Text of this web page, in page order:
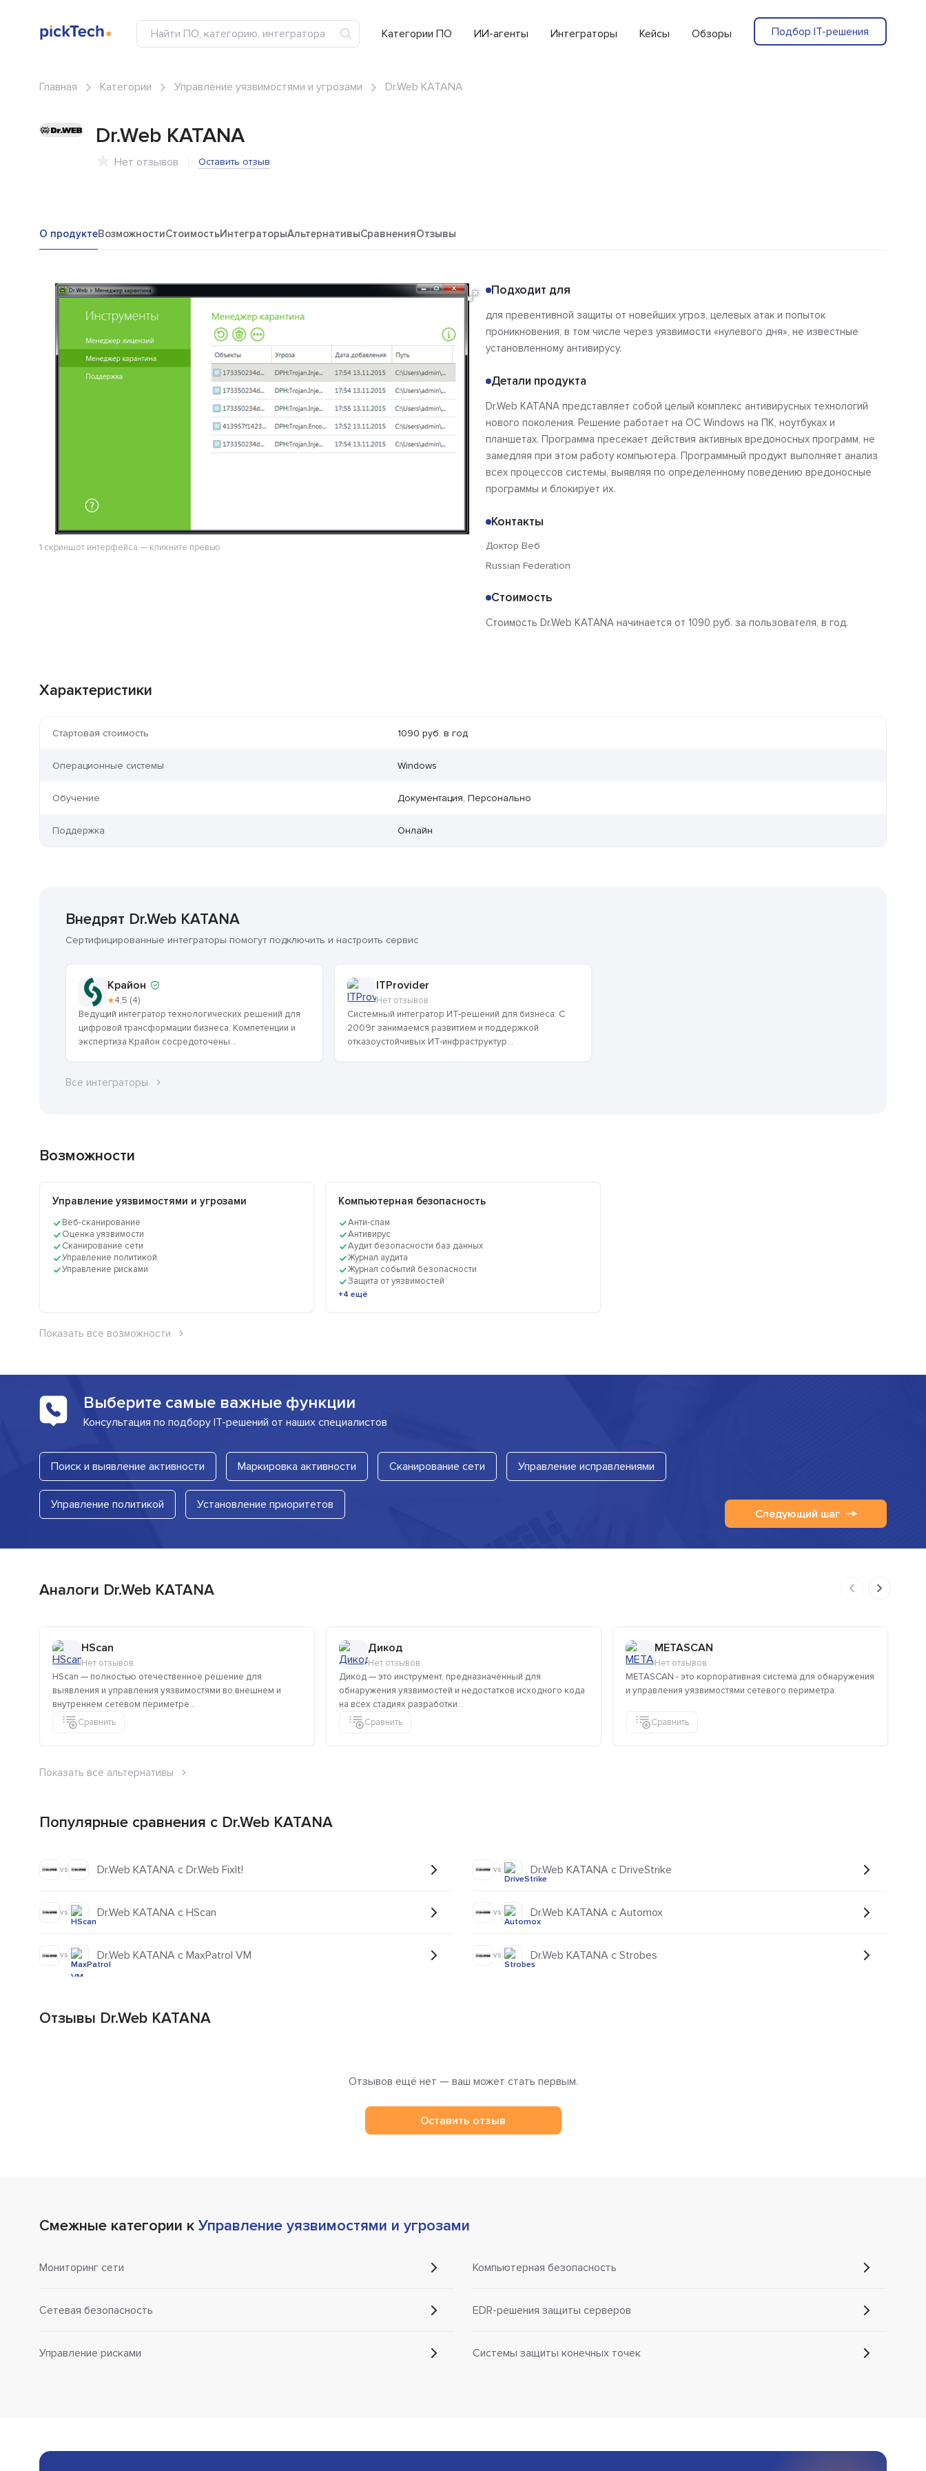
Категории ПО ИИ-агенты Интеграторы Кейсы Обзоры Подбор IT-решения
Главная Категории Управление уязвимостями и угрозами Dr.Web KATANA
Dr.Web KATANA
Нет отзывов Оставить отзыв
О продуктеВозможностиСтоимостьИнтеграторыАльтернативыСравненияОтзывы
1 скриншот интерфейса — кликните превью
Подходит для
для превентивной защиты от новейших угроз, целевых атак и попыток
проникновения, в том числе через уязвимости «нулевого дня», не известные
установленному антивирусу.
Детали продукта
Dr.Web KATANA представляет собой целый комплекс антивирусных технологий
нового поколения. Решение работает на ОС Windows на ПК, ноутбуках и
планшетах. Программа пресекает действия активных вредоносных программ, не
замедляя при этом работу компьютера. Программный продукт выполняет анализ
всех процессов системы, выявляя по определённому поведению вредоносные
программы и блокирует их.
Контакты
Доктор Веб
Russian Federation
Стоимость
Стоимость Dr.Web KATANA начинается от 1090 руб. за пользователя, в год.
Характеристики
Стартовая стоимость 1090 руб. в год
Операционные системы Windows
Обучение Документация, Персонально
Поддержка Онлайн
Внедрят Dr.Web KATANA
Сертифицированные интеграторы помогут подключить и настроить сервис
Крайон
★4,5 (4)
Ведущий интегратор технологических решений для
цифровой трансформации бизнеса. Компетенции и
экспертиза Крайон сосредоточены...
ITProvider
Нет отзывов
Системный интегратор ИТ-решений для бизнеса. С
2009г занимаемся развитием и поддержкой
отказоустойчивых ИТ-инфраструктур...
Все интеграторы
Возможности
Управление уязвимостями и угрозами
Веб-сканирование
Оценка уязвимости
Сканирование сети
Управление политикой
Управление рисками
Компьютерная безопасность
Анти-спам
Антивирус
Аудит безопасности баз данных
Журнал аудита
Журнал событий безопасности
Защита от уязвимостей
+4 ещё
Показать все возможности
Выберите самые важные функции
Консультация по подбору IT-решений от наших специалистов
Поиск и выявление активности Маркировка активности Сканирование сети Управление исправлениями
Управление политикой Установление приоритетов
Следующий шаг
Аналоги Dr.Web KATANA
HScan
Нет отзывов
HScan — полностью отечественное решение для
выявления и управления уязвимостями во внешнем и
внутреннем сетевом периметре...
Сравнить
Дикод
Нет отзывов
Дикод — это инструмент, предназначенный для
обнаружения уязвимостей и недостатков исходного кода
на всех стадиях разработки...
Сравнить
METASCAN
Нет отзывов
METASCAN - это корпоративная система для обнаружения
и управления уязвимостями сетевого периметра.
Сравнить
Показать все альтернативы
Популярные сравнения с Dr.Web KATANA
vs Dr.Web KATANA с Dr.Web FixIt!
vs Dr.Web KATANA с HScan
vs Dr.Web KATANA с MaxPatrol VM
vs Dr.Web KATANA с DriveStrike
vs Dr.Web KATANA с Automox
vs Dr.Web KATANA с Strobes
Отзывы Dr.Web KATANA
Отзывов ещё нет — ваш может стать первым.
Оставить отзыв
Смежные категории к Управление уязвимостями и угрозами
Мониторинг сети
Сетевая безопасность
Управление рисками
Компьютерная безопасность
EDR-решения защиты серверов
Системы защиты конечных точек